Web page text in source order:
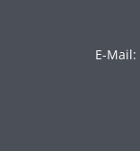
E-Mail: